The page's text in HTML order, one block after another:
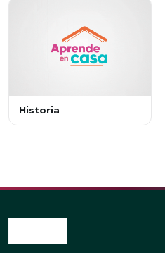
Historia